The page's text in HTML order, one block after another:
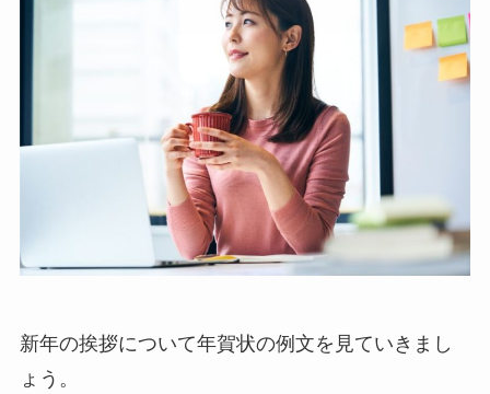
新年の挨拶について年賀状の例文を見ていきまし
ょう。